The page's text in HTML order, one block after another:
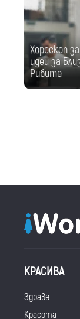
Хороскоп
идеи за
Рибите
КРАСИВА
Здраве
Красота